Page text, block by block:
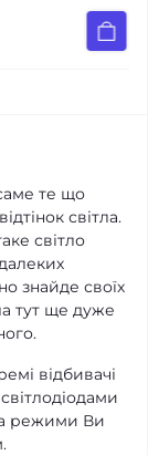
те що
світла.
світло
знайде своїх
тут ще дуже
відбивачі
режими Ви